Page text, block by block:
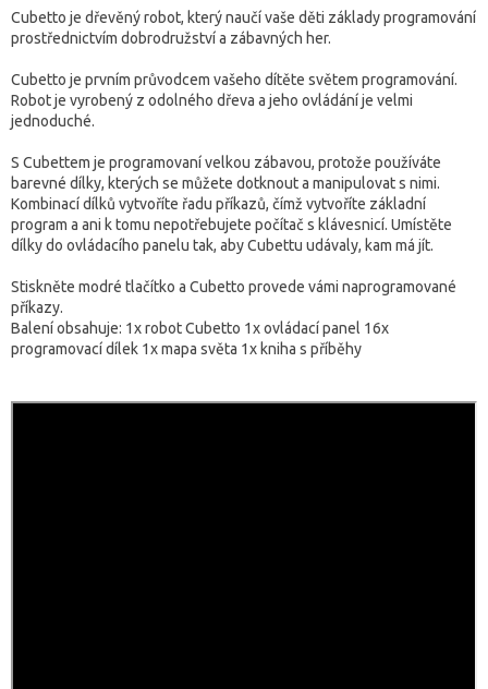
Cubetto je dřevěný robot, který naučí vaše děti základy programování
prostřednictvím dobrodružství a zábavných her.
Cubetto je prvním průvodcem vašeho dítěte světem programování.
Robot je vyrobený z odolného dřeva a jeho ovládání je velmi
jednoduché.
S Cubettem je programovaní velkou zábavou, protože používáte
barevné dílky, kterých se můžete dotknout a manipulovat s nimi.
Kombinací dílků vytvoříte řadu příkazů, čímž vytvoříte základní
program a ani k tomu nepotřebujete počítač s klávesnicí. Umístěte
dílky do ovládacího panelu tak, aby Cubettu udávaly, kam má jít.
Stiskněte modré tlačítko a Cubetto provede vámi naprogramované
příkazy.
Balení obsahuje: 1x robot Cubetto 1x ovládací panel 16x
programovací dílek 1x mapa světa 1x kniha s příběhy